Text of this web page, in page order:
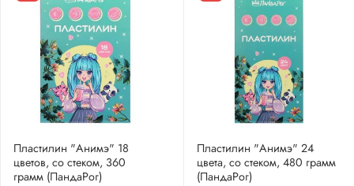
Пластилин "Анимэ" 18
цветов, со стеком, 360
грамм (ПандаРог)
Пластилин "Анимэ" 24
цвета, со стеком, 480 грамм
(ПандаРог)